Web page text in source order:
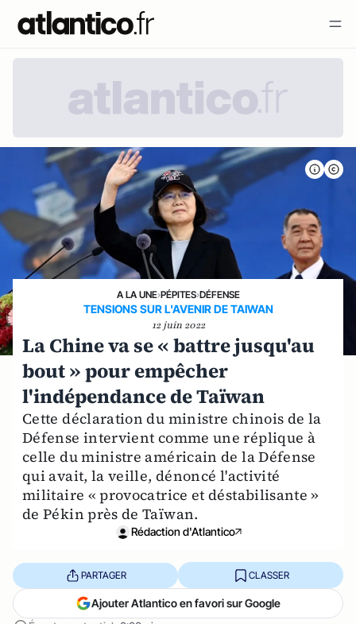
A LA UNE›PÉPITES›DÉFENSE
TENSIONS SUR L'AVENIR DE TAIWAN
12 juin 2022
La Chine va se « battre jusqu'au
bout » pour empêcher
l'indépendance de Taïwan
Cette déclaration du ministre chinois de la
Défense intervient comme une réplique à
celle du ministre américain de la Défense
qui avait, la veille, dénoncé l'activité
militaire « provocatrice et déstabilisante »
de Pékin près de Taïwan.
Rédaction d'Atlantico
PARTAGER CLASSER
Ajouter Atlantico en favori sur Google